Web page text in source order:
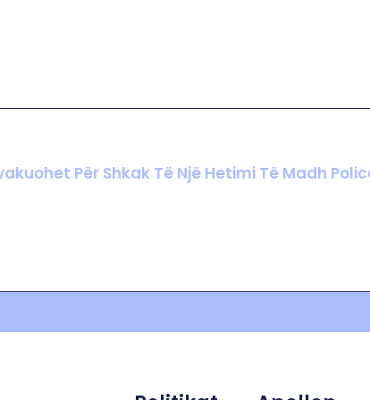
Për Shkak Të Një Hetimi Të Madh